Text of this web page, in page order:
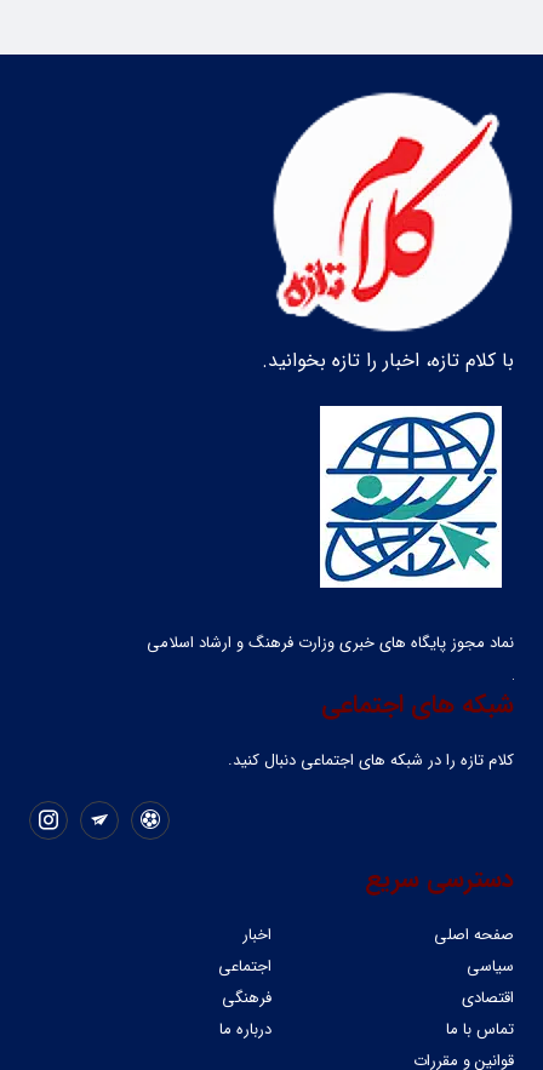
با کلام تازه، اخبار را تازه بخوانید.
نماد مجوز پایگاه های خبری وزارت فرهنگ و ارشاد اسلامی
شبکه های اجتماعی
کلام تازه را در شبکه ‌های اجتماعی دنبال کنید.
دسترسی سریع
صفحه اصلی
اخبار
سیاسی
اجتماعی
اقتصادی
فرهنگی
تماس با ما
درباره ما
قوانین و مقررات